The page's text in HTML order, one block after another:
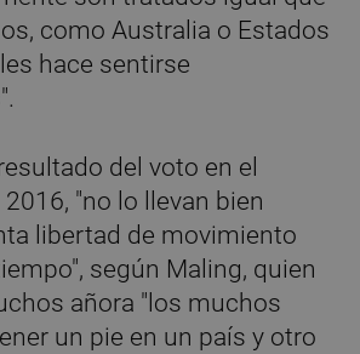
como Australia o Estados
hace sentirse
del voto en el
"no lo llevan bien
libertad de movimiento
según Maling, quien
añora "los muchos
un pie en un país y otro